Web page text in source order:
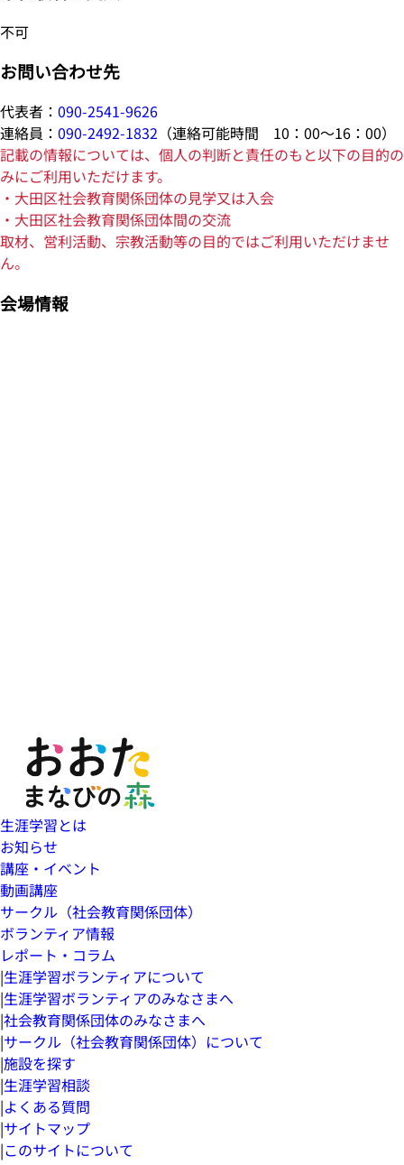
不可
お問い合わせ先
代表者： 090-2541-9626
連絡員： 090-2492-1832 （連絡可能時間 10：00～16：00）
記載の情報については、個人の判断と責任のもと以下の目的の
みにご利用いただけます。
・大田区社会教育関係団体の見学又は入会
・大田区社会教育関係団体間の交流
取材、営利活動、宗教活動等の目的ではご利用いただけませ
ん。
会場情報
生涯学習とは
お知らせ
講座・イベント
動画講座
サークル（社会教育関係団体）
ボランティア情報
レポート・コラム
|生涯学習ボランティアについて
|生涯学習ボランティアのみなさまへ
|社会教育関係団体のみなさまへ
|サークル（社会教育関係団体）について
|施設を探す
|生涯学習相談
|よくある質問
|サイトマップ
|このサイトについて